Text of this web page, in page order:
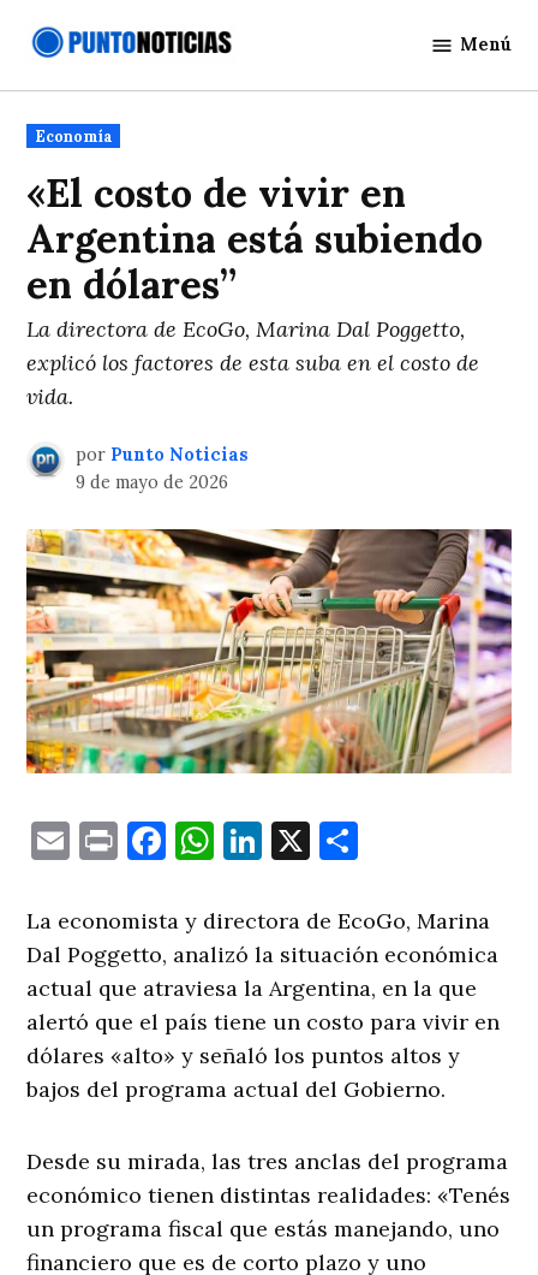
Noticias
Menú
Publicado
en
Economía
«El costo de vivir en
Argentina está subiendo
en dólares”
La directora de EcoGo, Marina Dal Poggetto,
explicó los factores de esta suba en el costo de
vida.
por Punto Noticias
9 de mayo de 2026
EmailPrintFacebook
WhatsApp
LinkedIn
X
La economista y directora de EcoGo, Marina
Dal Poggetto, analizó la situación económica
actual que atraviesa la Argentina, en la que
alertó que el país tiene un costo para vivir en
dólares «alto» y señaló los puntos altos y
bajos del programa actual del Gobierno.
Desde su mirada, las tres anclas del programa
económico tienen distintas realidades: «Tenés
un programa fiscal que estás manejando, uno
financiero que es de corto plazo y uno